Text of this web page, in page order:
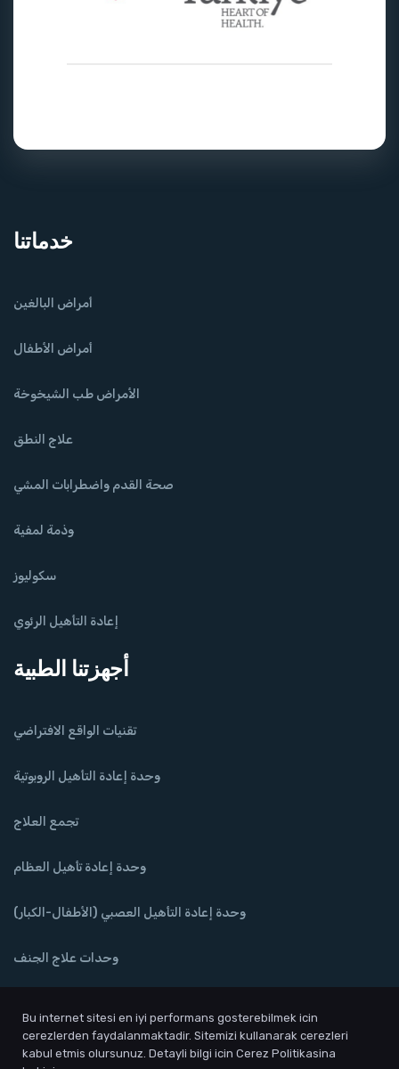
خدماتنا
أمراض البالغين
أمراض الأطفال
الأمراض طب الشيخوخة
علاج النطق
صحة القدم واضطرابات المشي
وذمة لمفية
سكوليوز
إعادة التأهيل الرئوي
أجهزتنا الطبية
تقنيات الواقع الافتراضي
وحدة إعادة التأهيل الروبوتية
تجمع العلاج
وحدة إعادة تأهيل العظام
وحدة إعادة التأهيل العصبي (الأطفال-الكبار)
وحدات علاج الجنف
المعالجة المائية
Bu internet sitesi en iyi performans gosterebilmek icin
cerezlerden faydalanmaktadir. Sitemizi kullanarak cerezleri
kabul etmis olursunuz. Detayli bilgi icin Cerez Politikasina